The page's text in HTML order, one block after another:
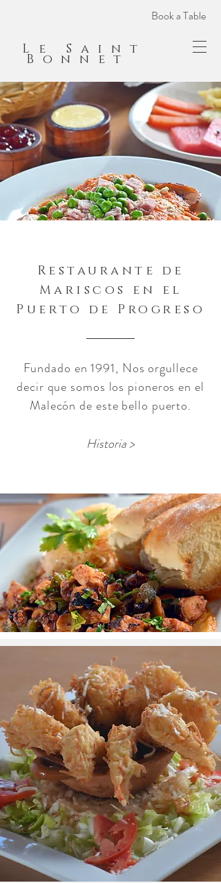
Le Saint
Bonnet
Book a Table
Restaurante de
Mariscos en el
Puerto de Progreso
Fundado en 1991, Nos orgullece
decir que somos los pioneros en el
Malecón de este bello puerto.
Historia >